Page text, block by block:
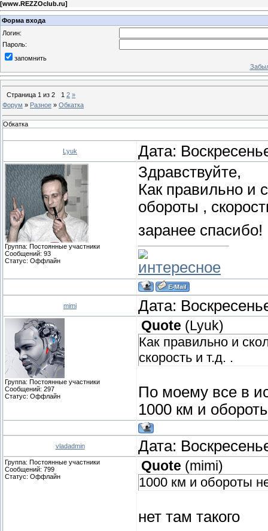
[www.REZZOclub.ru]
Форма входа
Логин:
Пароль:
запомнить
Страница 1 из 2 1 2 »
Форум » Разное » Обкатка
Обкатка
Lyuk Дата:
Группа: Постоянные участники
Сообщений: 93
Статус: Оффлайн
Здравствуйте,
Как правильно и
обороты ,
заранее спасибо!
интересное
mimi Дата:
Группа: Постоянные участники
Сообщений: 297
Статус: Оффлайн
Quote (Lyuk)
Как правильно и
скорость и т.д. .
По моему все в
1000 км и
vladadmin Дата:
Группа: Постоянные участники
Сообщений: 799
Статус: Оффлайн
Quote (mimi)
1000 км и обороты
нет там такого